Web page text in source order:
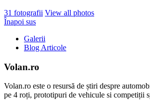
31 fotografii View all photos
Înapoi sus
Galerii
Blog Articole
Volan.ro
Volan.ro este o resursă de știri despre
pe 4 roți, prototipuri de vehicule si competiții